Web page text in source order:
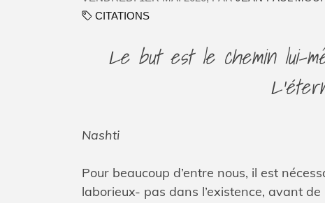
CITATIONS
Le but est le chemin lui-
Nashti
Pour beaucoup d’entre nous, il est
laborieux- pas dans l’existence, avant